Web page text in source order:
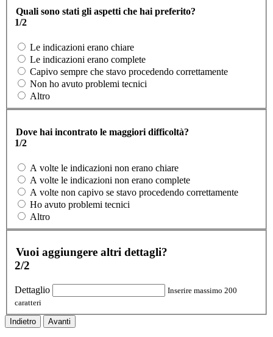
Quali sono stati gli aspetti che hai preferito?
1/2
Le indicazioni erano chiare
Le indicazioni erano complete
Capivo sempre che stavo procedendo correttamente
Non ho avuto problemi tecnici
Altro
Dove hai incontrato le maggiori difficoltà?
1/2
A volte le indicazioni non erano chiare
A volte le indicazioni non erano complete
A volte non capivo se stavo procedendo correttamente
Ho avuto problemi tecnici
Altro
Vuoi aggiungere altri dettagli?
2/2
Dettaglio
Inserire massimo 200
caratteri
Indietro Avanti